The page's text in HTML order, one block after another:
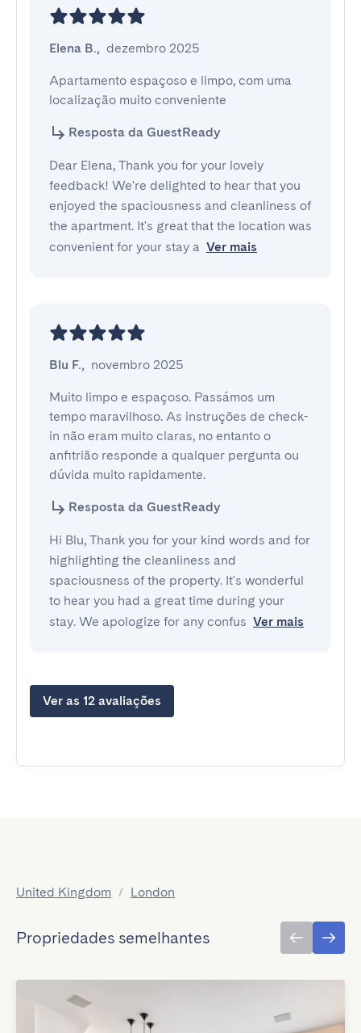
Elena B., dezembro 2025
Apartamento espaçoso e limpo, com uma
localização muito conveniente
Resposta da GuestReady
Dear Elena, Thank you for your lovely
feedback! We're delighted to hear that you
enjoyed the spaciousness and cleanliness of
the apartment. It's great that the location was
convenient for your stay a Ver mais
Blu F., novembro 2025
Muito limpo e espaçoso. Passámos um
tempo maravilhoso. As instruções de check-
in não eram muito claras, no entanto o
anfitrião responde a qualquer pergunta ou
dúvida muito rapidamente.
Resposta da GuestReady
Hi Blu, Thank you for your kind words and for
highlighting the cleanliness and
spaciousness of the property. It's wonderful
to hear you had a great time during your
stay. We apologize for any confus Ver mais
Ver as 12 avaliações
United Kingdom / London
Propriedades semelhantes